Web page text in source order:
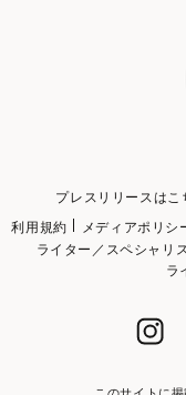
プレスリリースはこ
利用規約
メディアポリシ
ライター／スペシャリ
ラ